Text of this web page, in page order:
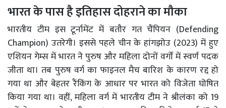
भारत के पास है इतिहास दोहराने का मौका
भारतीय टीम इस टूर्नामेंट में बतौर गत चैंपियन (Defending
Champion) उतरेगी। इससे पहले चीन के हांगझोउ (2023) में हुए
एशियन गेम्स में भारत ने पुरुष और महिला दोनों वर्गों में स्वर्ण पदक
जीता था। तब पुरुष वर्ग का फाइनल मैच बारिश के कारण रद्द हो
गया था और बेहतर रैंकिंग के आधार पर भारत को विजेता घोषित
किया गया था। वहीं, महिला वर्ग में भारतीय टीम ने श्रीलंका को 19